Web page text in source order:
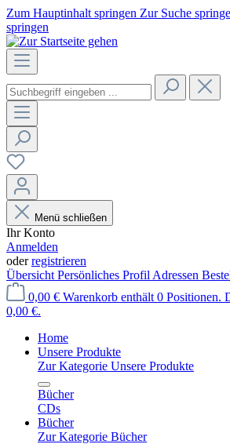
Zum Hauptinhalt springen Zur Suche
springen
Menü schließen
Ihr Konto
Anmelden
oderregistrieren
Übersicht Persönliches Profil Adressen
0,00 € Warenkorb enthält 0 Positionen.
0,00 €.
Home
Unsere Produkte
Zur Kategorie Unsere Produkte
Bücher
CDs
Bücher
Zur Kategorie Bücher